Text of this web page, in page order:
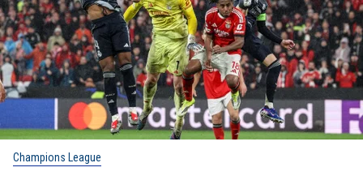
Champions League